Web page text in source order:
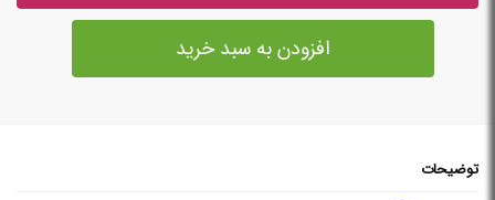
افزودن به سبد خرید
توضیحات